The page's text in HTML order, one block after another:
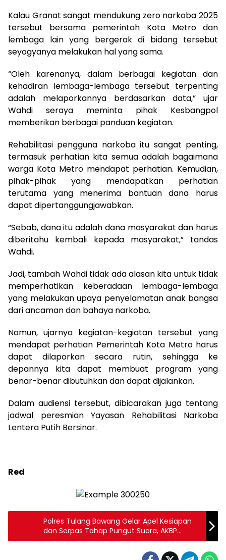
Kalau Granat sangat mendukung zero narkoba 2025
tersebut bersama pemerintah Kota Metro dan
lembaga lain yang bergerak di bidang tersebut
seyogyanya melakukan hal yang sama.
“Oleh karenanya, dalam berbagai kegiatan dan
kehadiran lembaga-lembaga tersebut terpenting
adalah melaporkannya berdasarkan data,” ujar
Wahdi seraya meminta pihak Kesbangpol
memberikan berbagai panduan kegiatan.
Rehabilitasi pengguna narkoba itu sangat penting,
termasuk perhatian kita semua adalah bagaimana
warga Kota Metro mendapat perhatian. Kemudian,
pihak-pihak yang mendapatkan perhatian
terutama yang menerima bantuan dana harus
dapat dipertanggungjawabkan.
“Sebab, dana itu adalah dana masyarakat dan harus
diberitahu kembali kepada masyarakat,” tandas
Wahdi.
Jadi, tambah Wahdi tidak ada alasan kita untuk tidak
memperhatikan keberadaan lembaga-lembaga
yang melakukan upaya penyelamatan anak bangsa
dari ancaman dan bahaya narkoba.
Namun, ujarnya kegiatan-kegiatan tersebut yang
mendapat perhatian Pemerintah Kota Metro harus
dapat dilaporkan secara rutin, sehingga ke
depannya kita dapat membuat program yang
benar-benar dibutuhkan dan dapat dijalankan.
Dalam audiensi tersebut, dibicarakan juga tentang
jadwal peresmian Yayasan Rehabilitasi Narkoba
Lentera Putih Bersinar.
Red
Polres Tulang Bawang Gelar Apel Kesiapan
dan Serpas Tahap Pungut Suara, AKBP
James: Jamin Keamanan Warga Datang Ke